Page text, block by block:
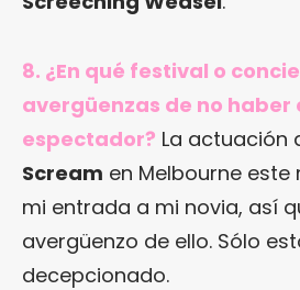
8. ¿En qué festival o
avergüenzas de no haber
espectador? La actuación
Scream en Melbourne este
mi entrada a mi novia, así
avergüenzo de ello. Sólo
decepcionado.